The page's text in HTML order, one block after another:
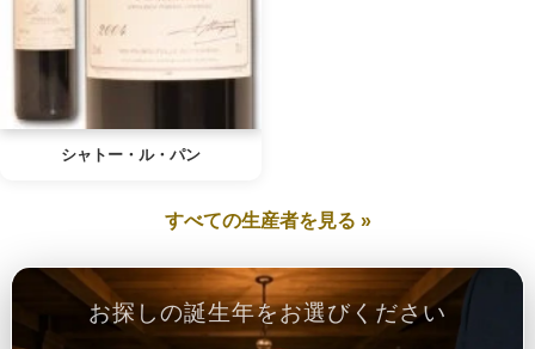
シャトー・ル・パン
すべての生産者を見る »
お探しの誕生年をお選びください